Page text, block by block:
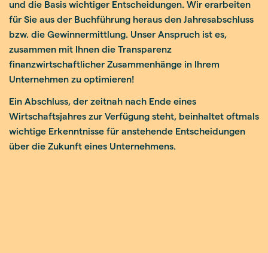
und die Basis wichtiger Entscheidungen. Wir erarbeiten
für Sie aus der Buchführung heraus den Jahresabschluss
bzw. die Gewinnermittlung. Unser Anspruch ist es,
zusammen mit Ihnen die Transparenz
finanzwirtschaftlicher Zusammenhänge in Ihrem
Unternehmen zu optimieren!
Ein Abschluss, der zeitnah nach Ende eines
Wirtschaftsjahres zur Verfügung steht, beinhaltet oftmals
wichtige Erkenntnisse für anstehende Entscheidungen
über die Zukunft eines Unternehmens.